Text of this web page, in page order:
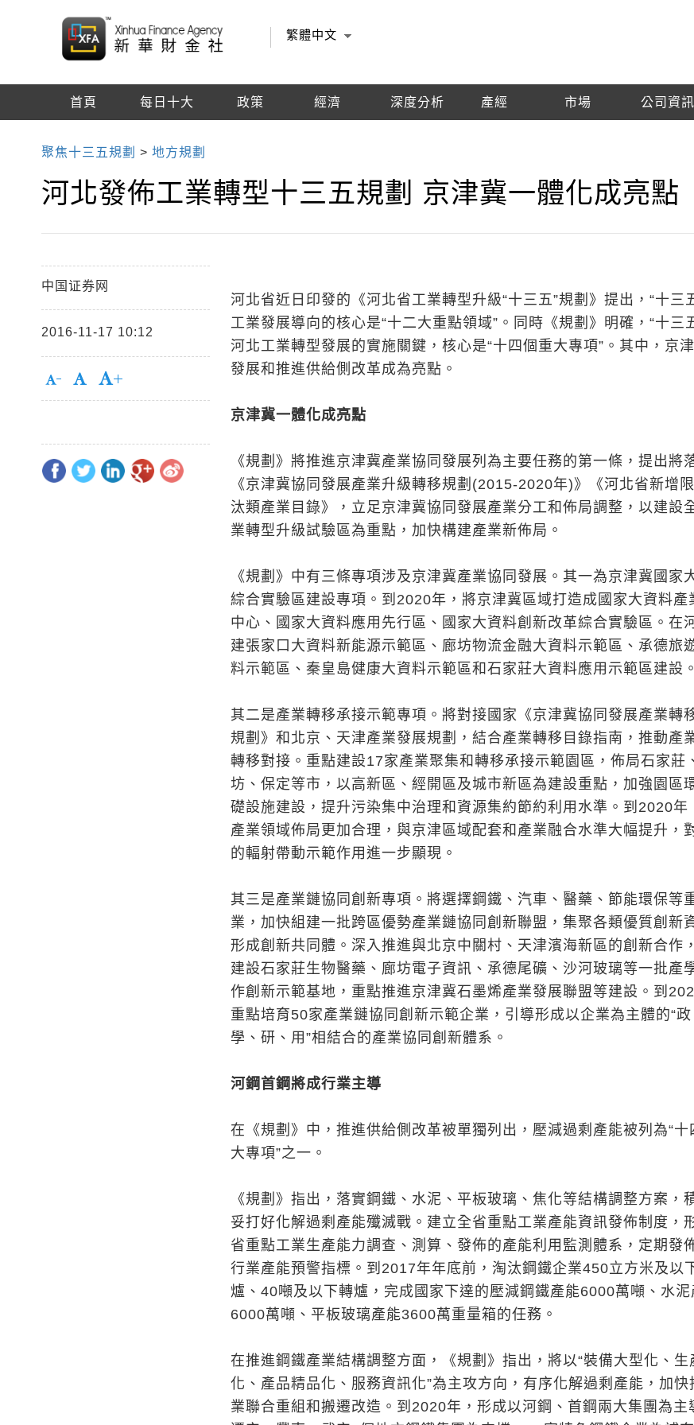
繁體中文
首頁 每日十大 政策 經濟 深度分析 產經 市場 公司資訊
聚焦十三五規劃 >地方規劃
河北發佈工業轉型十三五規劃 京津冀一體化成亮點
中国证券网
2016-11-17 10:12
河北省近日印發的《河北省工業轉型升級“十三五”規劃》提出，“十三
工業發展導向的核心是“十二大重點領域”。同時《規劃》明確，“十三
河北工業轉型發展的實施關鍵，核心是“十四個重大專項”。其中，京
發展和推進供給側改革成為亮點。
京津冀一體化成亮點
《規劃》將推進京津冀產業協同發展列為主要任務的第一條，提出將
《京津冀協同發展產業升級轉移規劃(2015-2020年)》《河北省新增
汰類產業目錄》，立足京津冀協同發展產業分工和佈局調整，以建設
業轉型升級試驗區為重點，加快構建產業新佈局。
《規劃》中有三條專項涉及京津冀產業協同發展。其一為京津冀國家
綜合實驗區建設專項。到2020年，將京津冀區域打造成國家大資料產
中心、國家大資料應用先行區、國家大資料創新改革綜合實驗區。在
建張家口大資料新能源示範區、廊坊物流金融大資料示範區、承德旅
料示範區、秦皇島健康大資料示範區和石家莊大資料應用示範區建設。
其二是產業轉移承接示範專項。將對接國家《京津冀協同發展產業轉
規劃》和北京、天津產業發展規劃，結合產業轉移目錄指南，推動產
轉移對接。重點建設17家產業聚集和轉移承接示範園區，佈局石家莊
坊、保定等市，以高新區、經開區及城市新區為建設重點，加強園區
礎設施建設，提升污染集中治理和資源集約節約利用水準。到2020年
產業領域佈局更加合理，與京津區域配套和產業融合水準大幅提升，
的輻射帶動示範作用進一步顯現。
其三是產業鏈協同創新專項。將選擇鋼鐵、汽車、醫藥、節能環保等
業，加快組建一批跨區優勢產業鏈協同創新聯盟，集聚各類優質創新
形成創新共同體。深入推進與北京中關村、天津濱海新區的創新合作
建設石家莊生物醫藥、廊坊電子資訊、承德尾礦、沙河玻璃等一批產
作創新示範基地，重點推進京津冀石墨烯產業發展聯盟等建設。到
重點培育50家產業鏈協同創新示範企業，引導形成以企業為主體的“政
學、研、用”相結合的產業協同創新體系。
河鋼首鋼將成行業主導
在《規劃》中，推進供給側改革被單獨列出，壓減過剩產能被列為“十
大專項”之一。
《規劃》指出，落實鋼鐵、水泥、平板玻璃、焦化等結構調整方案，
妥打好化解過剩產能殲滅戰。建立全省重點工業產能資訊發佈制度，
省重點工業生產能力調查、測算、發佈的產能利用監測體系，定期發
行業產能預警指標。到2017年年底前，淘汰鋼鐵企業450立方米及以
爐、40噸及以下轉爐，完成國家下達的壓減鋼鐵產能6000萬噸、水泥
6000萬噸、平板玻璃產能3600萬重量箱的任務。
在推進鋼鐵產業結構調整方面，《規劃》指出，將以“裝備大型化、生
化、產品精品化、服務資訊化”為主攻方向，有序化解過剩產能，加快
業聯合重組和搬遷改造。到2020年，形成以河鋼、首鋼兩大集團為主